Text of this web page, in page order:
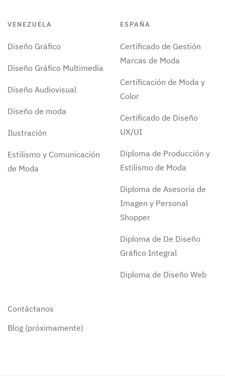
VENEZUELA
Diseño Gráfico
Diseño Gráfico Multimedia
Diseño Audiovisual
Diseño de moda
Ilustración
Estilismo y Comunicación
de Moda
ESPAÑA
Certificado de Gestión
Marcas de Moda
Certificación de Moda y
Color
Certificado de Diseño
UX/UI
Diploma de Producción y
Estilismo de Moda
Diploma de Asesoría de
Imagen y Personal
Shopper
Diploma de De Diseño
Gráfico Integral
Diploma de Diseño Web
Contáctanos
Blog (próximamente)